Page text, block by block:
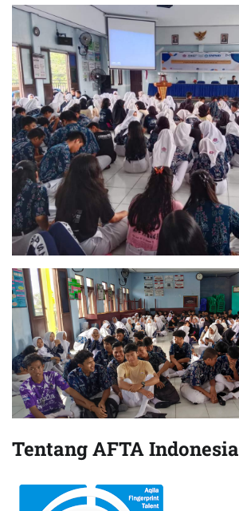
Tentang AFTA Indonesia